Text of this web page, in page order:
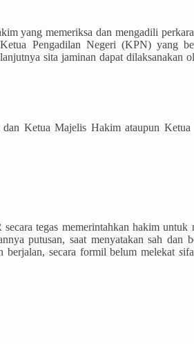
yang memeriksa dan mengadili
Pengadilan Negeri (KPN) yang
sita jaminan dapat dilaksanakan
Ketua Majelis Hakim ataupun
tegas memerintahkan hakim untuk
putusan, saat menyatakan sah dan
berjalan, secara formil belum melekat s